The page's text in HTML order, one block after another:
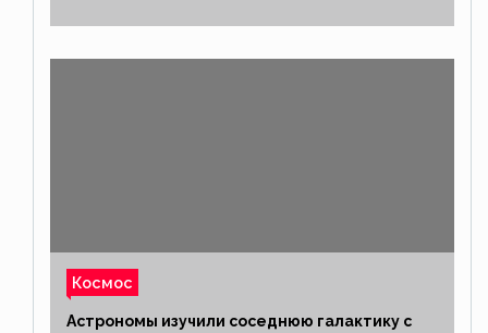
Космос
Астрономы изучили соседнюю галактику с